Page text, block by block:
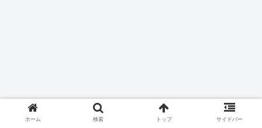
ホーム 検索 トップ サイドバー